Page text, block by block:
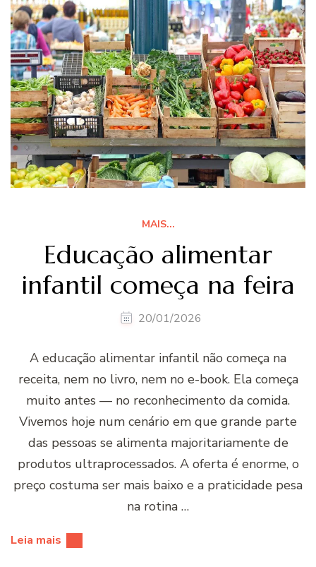
MAIS...
Educação alimentar
infantil começa na feira
20/01/2026
A educação alimentar infantil não começa na
receita, nem no livro, nem no e-book. Ela começa
muito antes — no reconhecimento da comida.
Vivemos hoje num cenário em que grande parte
das pessoas se alimenta majoritariamente de
produtos ultraprocessados. A oferta é enorme, o
preço costuma ser mais baixo e a praticidade pesa
na rotina …
Leia mais